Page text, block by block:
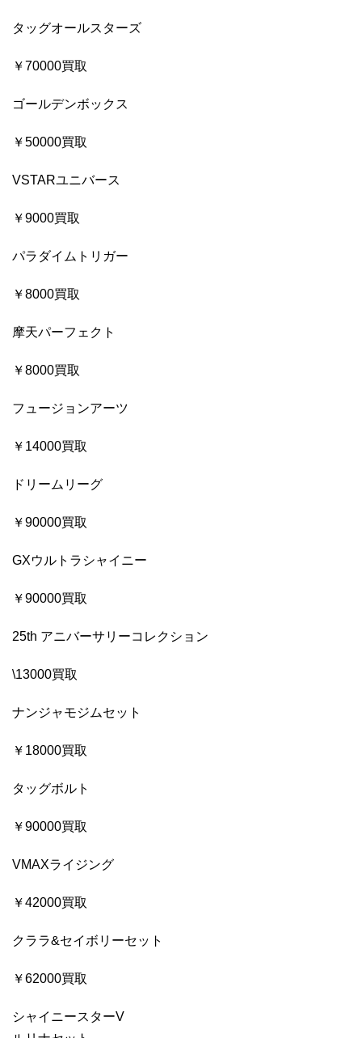
タッグオールスターズ
￥70000買取
ゴールデンボックス
￥50000買取
VSTARユニバース
￥9000買取
パラダイムトリガー
￥8000買取
摩天パーフェクト
￥8000買取
フュージョンアーツ
￥14000買取
ドリームリーグ
￥90000買取
GXウルトラシャイニー
￥90000買取
25th アニバーサリーコレクション
\13000買取
ナンジャモジムセット
￥18000買取
タッグボルト
￥90000買取
VMAXライジング
￥42000買取
クララ&セイボリーセット
￥62000買取
シャイニースターV